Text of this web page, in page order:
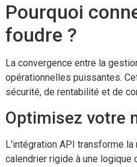
Pourquoi
foudre ?
La convergence entre la
opérationnelles puissantes.
sécurité, de rentabilité et de
Optimisez votre
L'intégration API transforme
calendrier rigide à une logique